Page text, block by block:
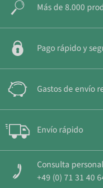
Más de 8.000
Pago rápido y
Gastos de envío
Envío rápido
Consulta personal
+49 (0) 71 31 40